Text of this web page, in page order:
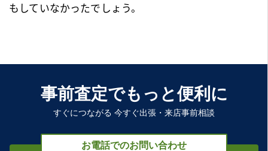
もしていなかったでしょう。
事前査定でもっと便利に
すぐにつながる 今すぐ出張・来店事前相談
お電話でのお問い合わせ